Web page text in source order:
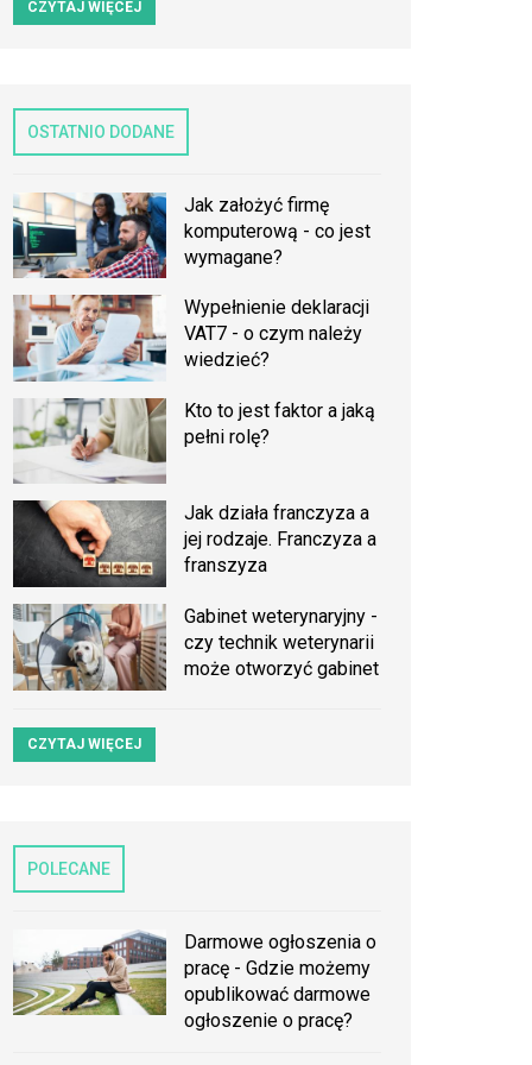
CZYTAJ WIĘCEJ
OSTATNIO DODANE
Jak założyć firmę
komputerową - co jest
wymagane?
Wypełnienie deklaracji
VAT7 - o czym należy
wiedzieć?
Kto to jest faktor a jaką
pełni rolę?
Jak działa franczyza a
jej rodzaje. Franczyza a
franszyza
Gabinet weterynaryjny -
czy technik weterynarii
może otworzyć gabinet
CZYTAJ WIĘCEJ
POLECANE
Darmowe ogłoszenia o
pracę - Gdzie możemy
opublikować darmowe
ogłoszenie o pracę?